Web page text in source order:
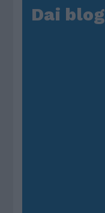
Dai blog